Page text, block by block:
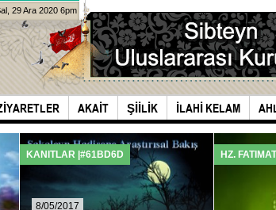
AKAIT ŞIILIK İLAHI KELAM
29 Ara 2020 6pm
KANITLAR |#61BD6D
8/05/2017
HZ.